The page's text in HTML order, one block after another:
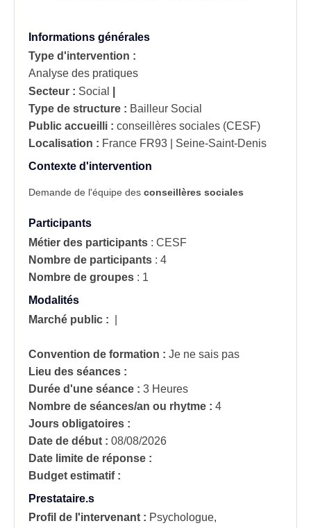
Informations générales
Type d'intervention :
Analyse des pratiques
Secteur : Social
Type de structure : Bailleur Social
Public accueilli : conseillères sociales (CESF)
Localisation : France FR93 | Seine-Saint-Denis
Contexte d'intervention
Demande de l'équipe des conseillères sociales
Participants
Métier des participants : CESF
Nombre de participants : 4
Nombre de groupes : 1
Modalités
Marché public :
Convention de formation : Je ne sais pas
Lieu des séances :
Durée d'une séance : 3 Heures
Nombre de séances/an ou rhytme : 4
Jours obligatoires :
Date de début : 08/08/2026
Date limite de réponse :
Budget estimatif :
Prestataire.s
Profil de l'intervenant : Psychologue,